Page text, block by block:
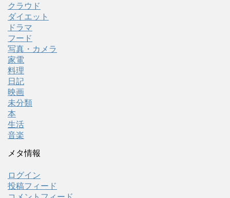
クラウド
ダイエット
ドラマ
フード
写真・カメラ
家電
料理
日記
映画
未分類
本
生活
音楽
メタ情報
ログイン
投稿フィード